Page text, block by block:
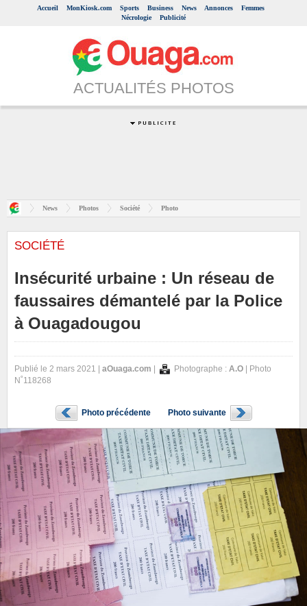
Accueil MonKiosk.com Sports Business News Annonces
Femmes
Nécrologie
Publicité
ACTUALITÉS PHOTOS
News Photos Société Photo
SOCIÉTÉ
Insécurité urbaine : Un réseau de
faussaires démantelé par la Police
à Ouagadougou
Publié le 2 mars 2021 | aOuaga.com Photographe : A.O | Photo
N˚118268
Photo précédente Photo suivante